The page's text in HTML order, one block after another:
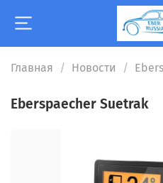
Главная Новости
Eberspaecher Suetrak